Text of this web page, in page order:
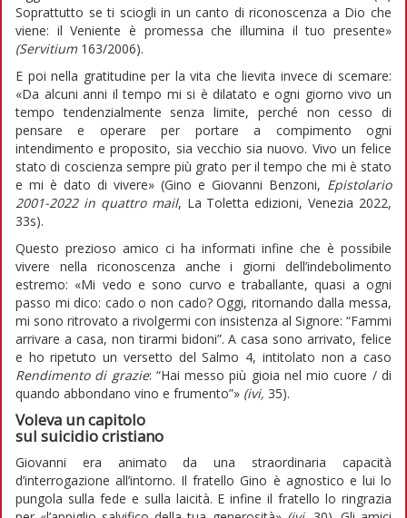
Soprattutto se ti sciogli in un canto di riconoscenza a Dio che
viene: il Veniente è promessa che illumina il tuo presente»
(Servitium163/2006).
E poi nella gratitudine per la vita che lievita invece di scemare:
«Da alcuni anni il tempo mi si è dilatato e ogni giorno vivo un
tempo tendenzialmente senza limite, perché non cesso di
pensare e operare per portare a compimento ogni
intendimento e proposito, sia vecchio sia nuovo. Vivo un felice
stato di coscienza sempre più grato per il tempo che mi è stato
e mi è dato di vivere» (Gino e Giovanni Benzoni, Epistolario
2001-2022 in quattro mail, La Toletta edizioni, Venezia 2022,
33s).
Questo prezioso amico ci ha informati infine che è possibile
vivere nella riconoscenza anche i giorni dell’indebolimento
estremo: «Mi vedo e sono curvo e traballante, quasi a ogni
passo mi dico: cado o non cado? Oggi, ritornando dalla messa,
mi sono ritrovato a rivolgermi con insistenza al Signore: “Fammi
arrivare a casa, non tirarmi bidoni”. A casa sono arrivato, felice
e ho ripetuto un versetto del Salmo 4, intitolato non a caso
Rendimento di grazie: “Hai messo più gioia nel mio cuore / di
quando abbondano vino e frumento”» (ivi, 35).
Voleva un capitolo
sul suicidio cristiano
Giovanni era animato da una straordinaria capacità
d’interrogazione all’intorno. Il fratello Gino è agnostico e lui lo
pungola sulla fede e sulla laicità. E infine il fratello lo ringrazia